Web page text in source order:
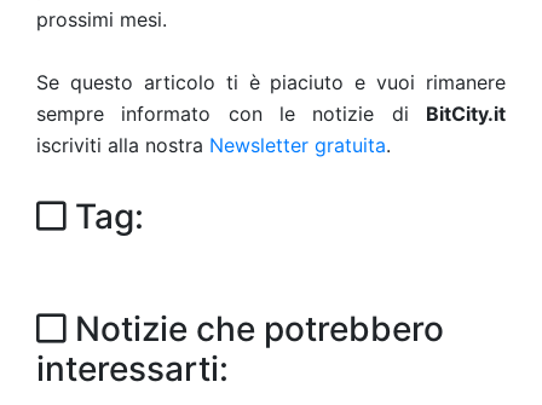
prossimi mesi.
Se questo articolo ti è piaciuto e vuoi rimanere
sempre informato con le notizie di BitCity.it
iscriviti alla nostra Newsletter gratuita.
Tag:
Notizie che potrebbero
interessarti: